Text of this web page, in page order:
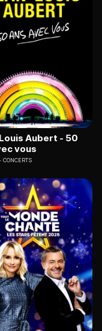
Aubert - 50
vous
CONCERTS